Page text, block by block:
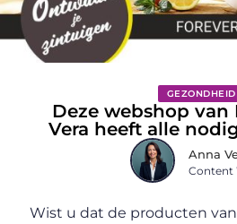
GEZONDHEID
Deze webshop van
Vera heeft alle
Anna
Content
Wist u dat de producten van